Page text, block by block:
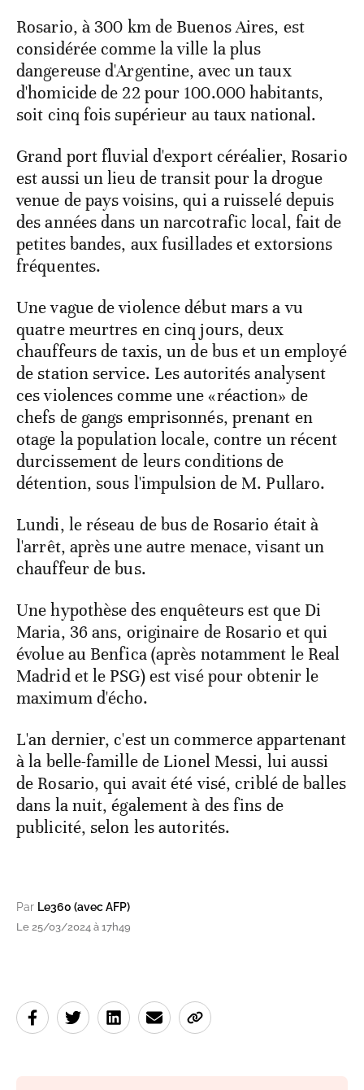
Rosario, à 300 km de Buenos Aires, est
considérée comme la ville la plus
dangereuse d'Argentine, avec un taux
d'homicide de 22 pour 100.000 habitants,
soit cinq fois supérieur au taux national.
Grand port fluvial d'export céréalier, Rosario
est aussi un lieu de transit pour la drogue
venue de pays voisins, qui a ruisselé depuis
des années dans un narcotrafic local, fait de
petites bandes, aux fusillades et extorsions
fréquentes.
Une vague de violence début mars a vu
quatre meurtres en cinq jours, deux
chauffeurs de taxis, un de bus et un employé
de station service. Les autorités analysent
ces violences comme une «réaction» de
chefs de gangs emprisonnés, prenant en
otage la population locale, contre un récent
durcissement de leurs conditions de
détention, sous l'impulsion de M. Pullaro.
Lundi, le réseau de bus de Rosario était à
l'arrêt, après une autre menace, visant un
chauffeur de bus.
Une hypothèse des enquêteurs est que Di
Maria, 36 ans, originaire de Rosario et qui
évolue au Benfica (après notamment le Real
Madrid et le PSG) est visé pour obtenir le
maximum d'écho.
L'an dernier, c'est un commerce appartenant
à la belle-famille de Lionel Messi, lui aussi
de Rosario, qui avait été visé, criblé de balles
dans la nuit, également à des fins de
publicité, selon les autorités.
Par Le360 (avec AFP)
Le 25/03/2024 à 17h49